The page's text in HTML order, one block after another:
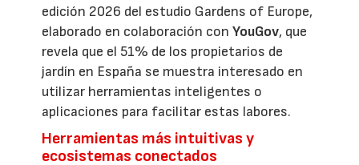
edición 2026 del estudio Gardens of Europe,
elaborado en colaboración conYouGov, que
revela que el 51% de los propietarios de
jardín en España se muestra interesado en
utilizar herramientas inteligentes o
aplicaciones para facilitar estas labores.
Herramientas más intuitivas y
ecosistemas conectados